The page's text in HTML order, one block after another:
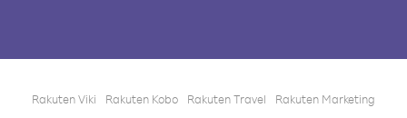
Rakuten Viki Rakuten Kobo Rakuten Travel Rakuten Marketing